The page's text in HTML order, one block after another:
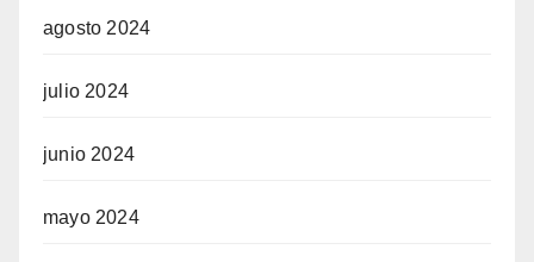
agosto 2024
julio 2024
junio 2024
mayo 2024